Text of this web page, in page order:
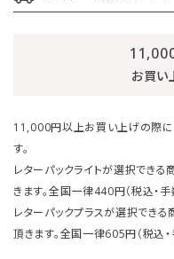
お買い
11,000円以上お買い上げの際に
す。
レターパックライトが選択できる
きます。全国一律440円（税込・手
レターパックプラスが選択でき
頂きます。全国一律605円（税込